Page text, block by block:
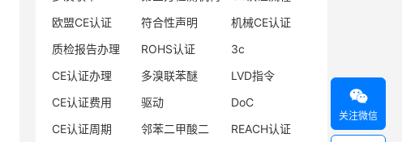
欧盟CE认证
符合性声明
机械CE认证
质检报告办理
ROHS认证
3c
CE认证办理
多溴联苯醚
LVD指令
CE认证费用
驱动
DoC
CE认证周期
邻苯二甲酸二
REACH认证

关注微信